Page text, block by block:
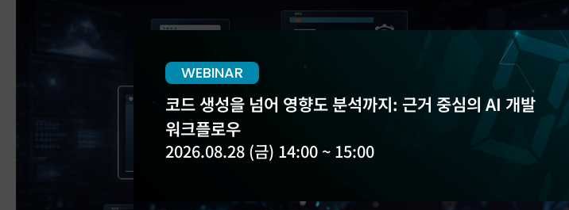
WEBINAR
코드 생성을 넘어 영향도 분석까지: 근거 중심의 AI 개발
워크플로우
2026.08.28 (금) 14:00 ~ 15:00